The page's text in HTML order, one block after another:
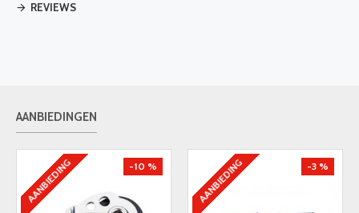
REVIEWS
AANBIEDINGEN
AANBIEDING -10 % AANBIEDING -3 %